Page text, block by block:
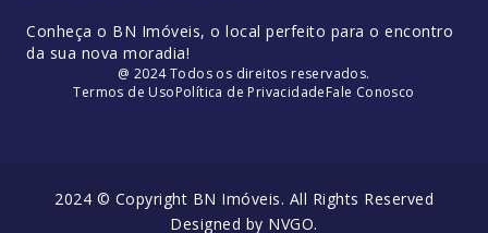
Conheça o BN Imóveis, o local perfeito para o encontro
da sua nova moradia!
@ 2024 Todos os direitos reservados.
Termos de UsoPolítica de PrivacidadeFale Conosco
2024 © Copyright BN Imóveis. All Rights Reserved
Designed by NVGO.